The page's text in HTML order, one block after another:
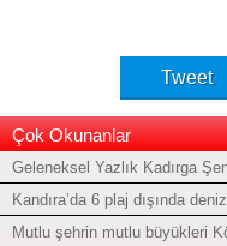
Tweet
Çok Okunanlar
Geleneksel Yazlık Kadırga
Kandıra’da 6 plaj dışında
Mutlu şehrin mutlu büyükleri